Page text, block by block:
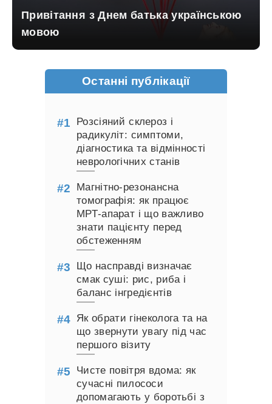
Привітання з Днем батька українською
мовою
Останні публікації
Розсіяний склероз і
радикуліт: симптоми,
діагностика та відмінності
неврологічних станів
Магнітно-резонансна
томографія: як працює
МРТ-апарат і що важливо
знати пацієнту перед
обстеженням
Що насправді визначає
смак суші: рис, риба і
баланс інгредієнтів
Як обрати гінеколога та на
що звернути увагу під час
першого візиту
Чисте повітря вдома: як
сучасні пилососи
допомагають у боротьбі з